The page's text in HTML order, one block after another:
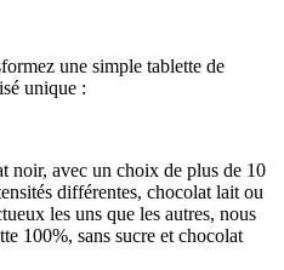
une simple tablette de
unique :
noir, avec un choix de plus de 10
différentes, chocolat lait ou
les uns que les autres, nous
100%, sans sucre et chocolat